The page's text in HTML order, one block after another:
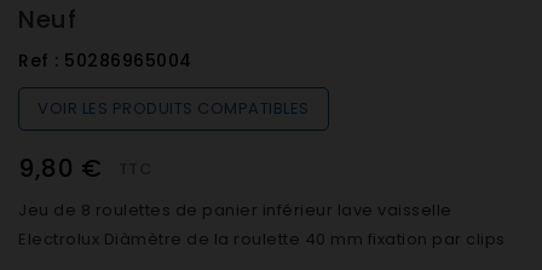
Neuf
Ref : 50286965004
VOIR LES PRODUITS COMPATIBLES
9,80 €
Jeu de 8 roulettes de panier inférieur lave vaisselle
Electrolux Diàmètre de la roulette 40 mm fixation par clips